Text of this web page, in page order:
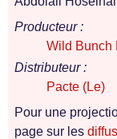
Producteur :
Wild Bunch
Distributeur :
Pacte (Le)
Pour une
page sur les